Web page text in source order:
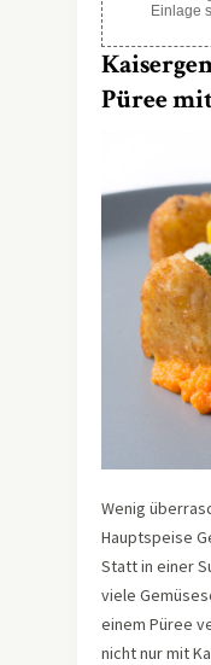
Einlage
Püree
Wenig
Hauptspeise
Statt in einer
viele
einem Püree
nicht nur mit